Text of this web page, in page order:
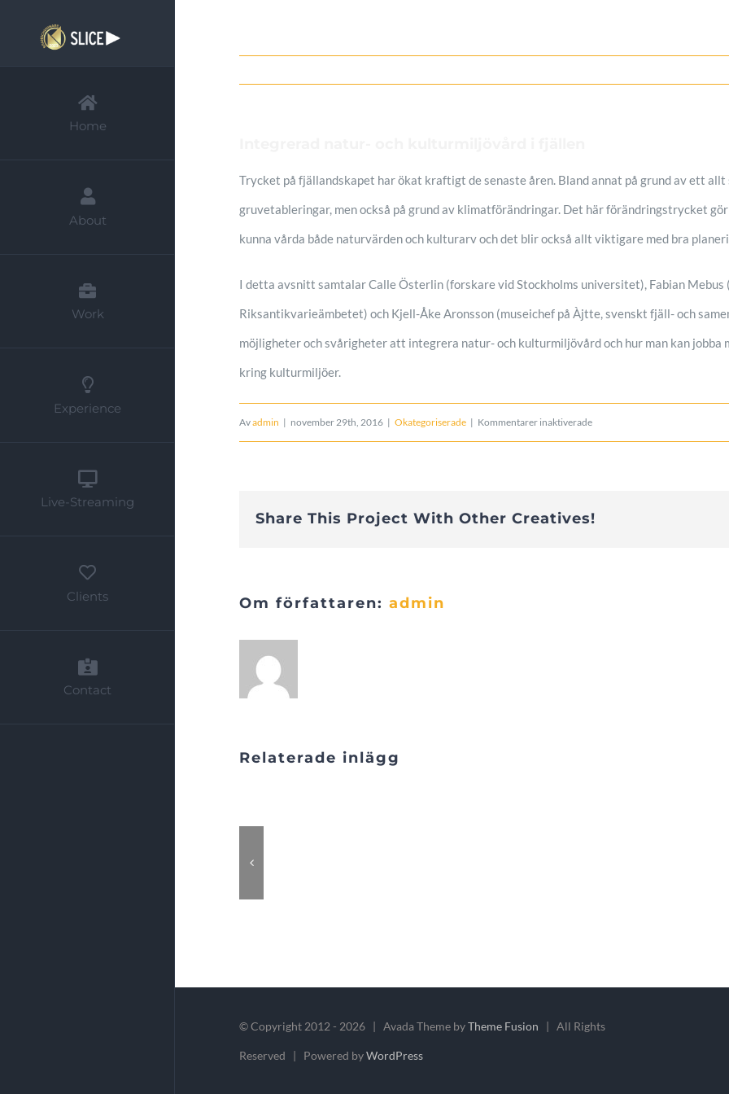
Home
About
Work
Experience
Live-Streaming
Clients
Contact
Trycket på fjällandskapet har ökat kraftigt de senaste åren. Bland annat på grund av ett
gruvetableringar, men också på grund av klimatförändringar. Det här förändringstrycket
kunna vårda både naturvärden och kulturarv och det blir också allt viktigare med bra
I detta avsnitt samtalar Calle Österlin (forskare vid Stockholms universitet), Fabian Mebus
Riksantikvarieämbetet) och Kjell-Åke Aronsson (museichef på Àjtte, svenskt fjäll- och
möjligheter och svårigheter att integrera natur- och kulturmiljövård och hur man kan jobba
kring kulturmiljöer.
Avadmin | november 29th, 2016 | Okategoriserade | Kommentarer inaktiveradeför
Share This Project With Other Creatives!
Om författaren:admin
Relaterade inlägg
© Copyright 2012 - 2026 | Avada Theme byTheme Fusion | All Rights
Reserved | Powered byWordPress